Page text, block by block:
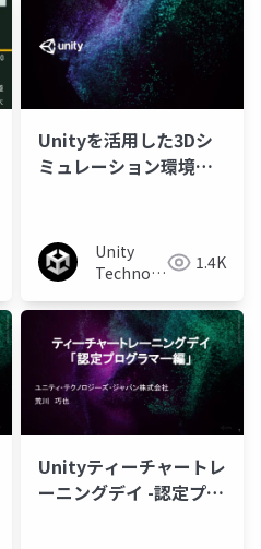
Unityを活用した3Dシ
ミュレーション環境の
Unity
Technologies 1.4K
Unityティーチャートレ
ーニングデイ -認定プロ